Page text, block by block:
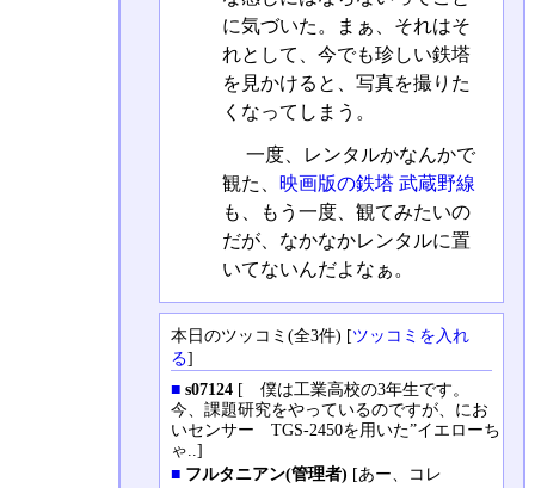
に気づいた。まぁ、それはそ
れとして、今でも珍しい鉄塔
を見かけると、写真を撮りた
くなってしまう。
一度、レンタルかなんかで
観た、 映画版の鉄塔 武蔵野線
も、もう一度、観てみたいの
だが、なかなかレンタルに置
いてないんだよなぁ。
本日のツッコミ(全3件) [ツッコミを入れ
る]
■ s07124[ 僕は工業高校の3年生です。
今、課題研究をやっているのですが、にお
いセンサー TGS-2450を用いた”イエローち
ゃ..]
■ フルタニアン(管理者) [あー、コレ